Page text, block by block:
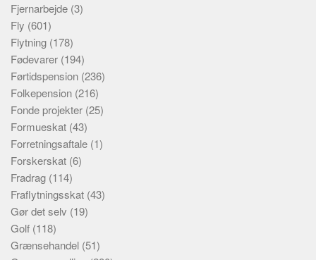
Fjernarbejde (3)
Fly (601)
Flytning (178)
Fødevarer (194)
Førtidspension (236)
Folkepension (216)
Fonde projekter (25)
Formueskat (43)
Forretningsaftale (1)
Forskerskat (6)
Fradrag (114)
Fraflytningsskat (43)
Gør det selv (19)
Golf (118)
Grænsehandel (51)